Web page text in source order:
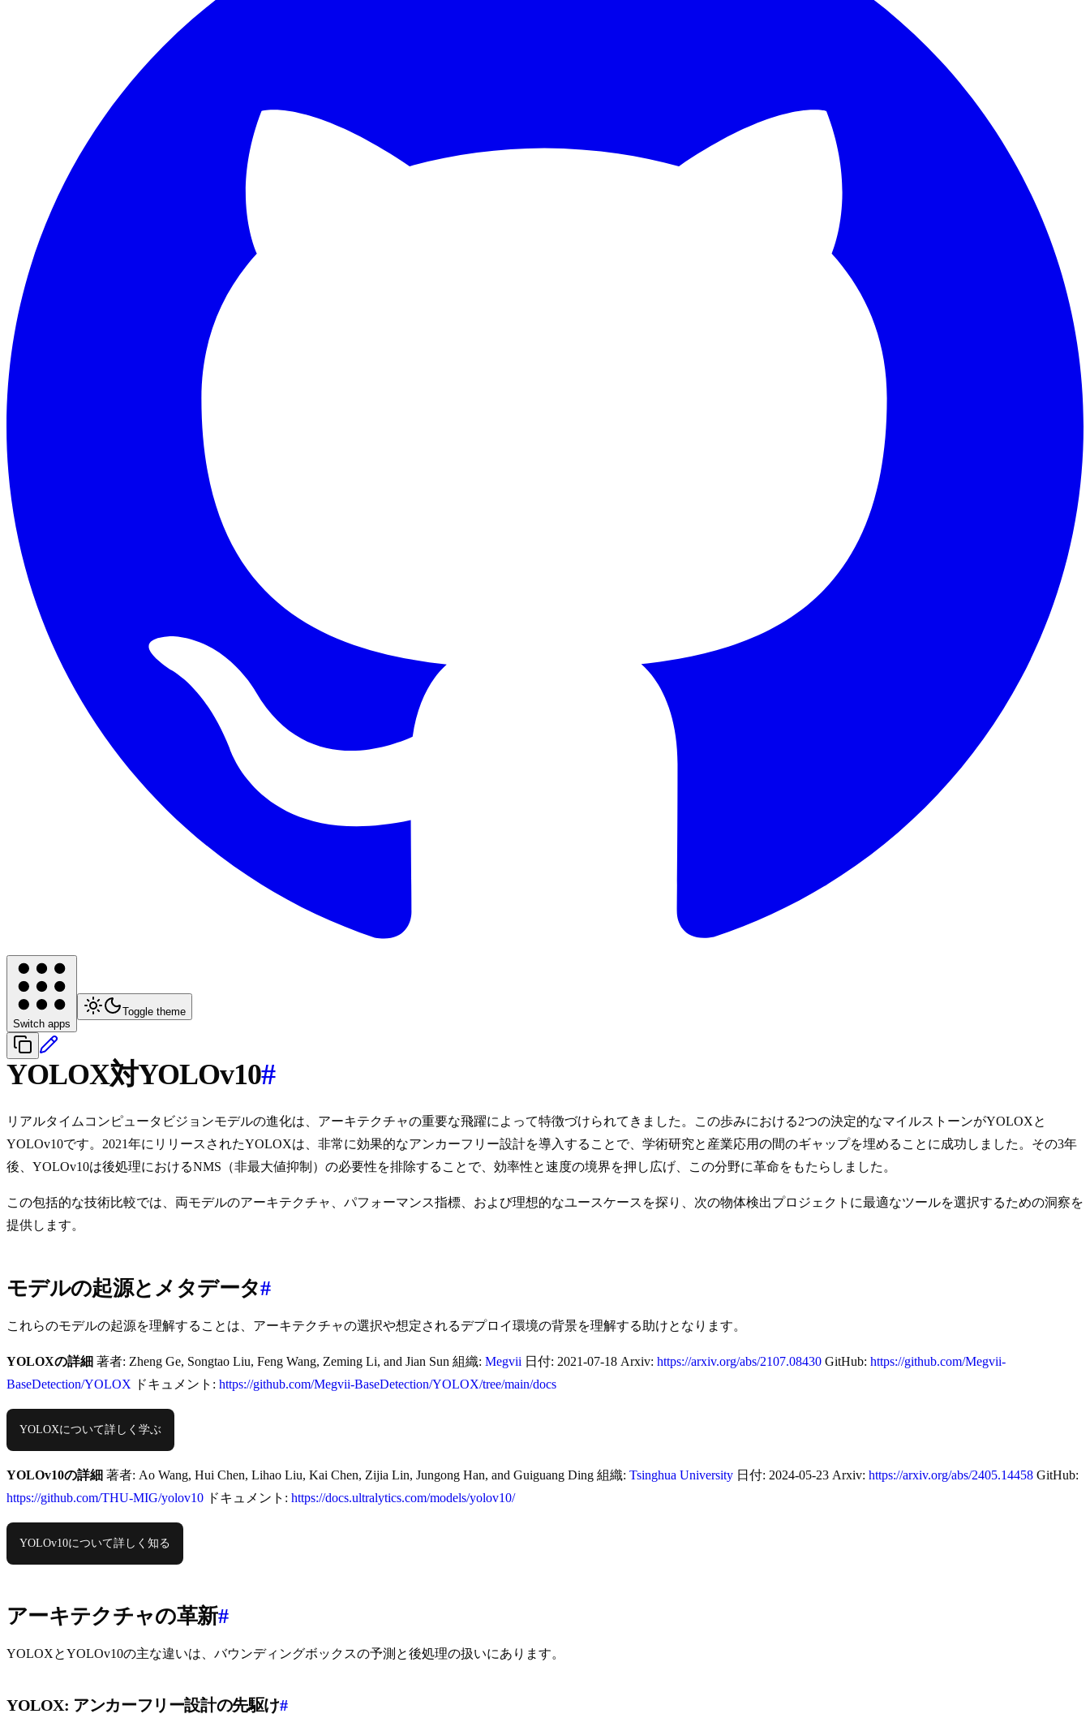
Switch apps
Toggle theme
YOLOX対YOLOv10#
リアルタイムコンピュータビジョンモデルの進化は、アーキテクチャの重要な飛躍によって特徴づけられてきました。この歩みにおける2つの決定的なマイルストーンがYOLOXと
YOLOv10です。2021年にリリースされたYOLOXは、非常に効果的なアンカーフリー設計を導入することで、学術研究と産業応用の間のギャップを埋めることに成功しました。その3年
後、YOLOv10は後処理におけるNMS（非最大値抑制）の必要性を排除することで、効率性と速度の境界を押し広げ、この分野に革命をもたらしました。
この包括的な技術比較では、両モデルのアーキテクチャ、パフォーマンス指標、および理想的なユースケースを探り、次の物体検出プロジェクトに最適なツールを選択するための洞察を
提供します。
モデルの起源とメタデータ#
これらのモデルの起源を理解することは、アーキテクチャの選択や想定されるデプロイ環境の背景を理解する助けとなります。
YOLOXの詳細 著者: Zheng Ge, Songtao Liu, Feng Wang, Zeming Li, and Jian Sun 組織: Megvii 日付: 2021-07-18 Arxiv: https://arxiv.org/abs/2107.08430 GitHub: https://github.com/Megvii-
BaseDetection/YOLOX ドキュメント: https://github.com/Megvii-BaseDetection/YOLOX/tree/main/docs
YOLOXについて詳しく学ぶ
YOLOv10の詳細 著者: Ao Wang, Hui Chen, Lihao Liu, Kai Chen, Zijia Lin, Jungong Han, and Guiguang Ding 組織: Tsinghua University 日付: 2024-05-23 Arxiv: https://arxiv.org/abs/2405.14458 GitHub:
https://github.com/THU-MIG/yolov10 ドキュメント: https://docs.ultralytics.com/models/yolov10/
YOLOv10について詳しく知る
アーキテクチャの革新#
YOLOXとYOLOv10の主な違いは、バウンディングボックスの予測と後処理の扱いにあります。
YOLOX: アンカーフリー設計の先駆け#